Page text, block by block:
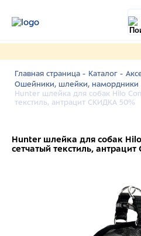
Главная страница - Каталог -
Ошейники, шлейки, намордники
Hunter шлейка для собак Hilo
текстиль, антрацит СКИДКА 50%
Hunter шлейка для собак
сетчатый текстиль,